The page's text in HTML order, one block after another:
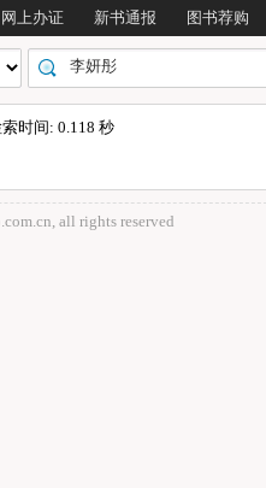
网上办证 新书通报 图书荐购
时间: 0.118 秒
all rights reserved